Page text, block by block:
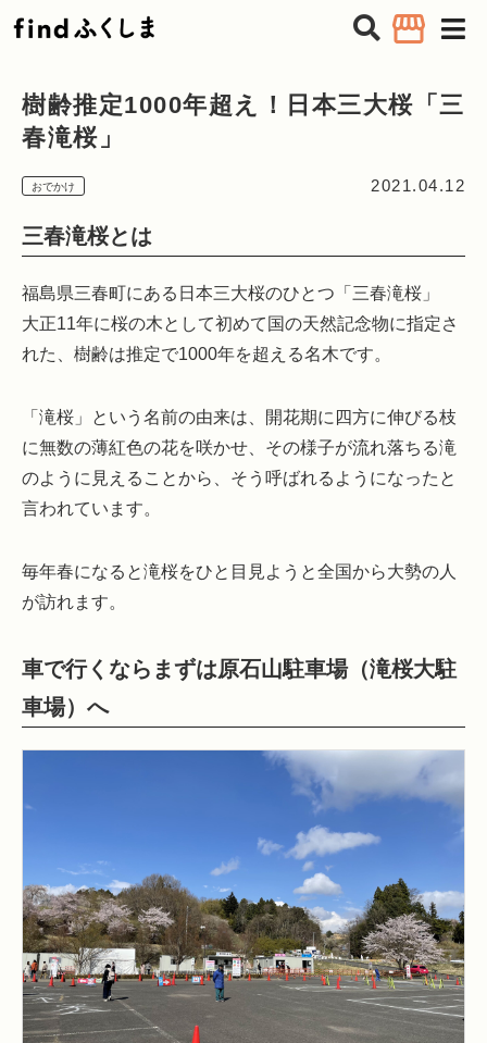
樹齢推定1000年超え！日本三大桜「三
春滝桜」
おでかけ 2021.04.12
三春滝桜とは
福島県三春町にある日本三大桜のひとつ「三春滝桜」
大正11年に桜の木として初めて国の天然記念物に指定さ
れた、樹齢は推定で1000年を超える名木です。
「滝桜」という名前の由来は、開花期に四方に伸びる枝
に無数の薄紅色の花を咲かせ、その様子が流れ落ちる滝
のように見えることから、そう呼ばれるようになったと
言われています。
毎年春になると滝桜をひと目見ようと全国から大勢の人
が訪れます。
車で行くならまずは原石山駐車場（滝桜大駐
車場）へ